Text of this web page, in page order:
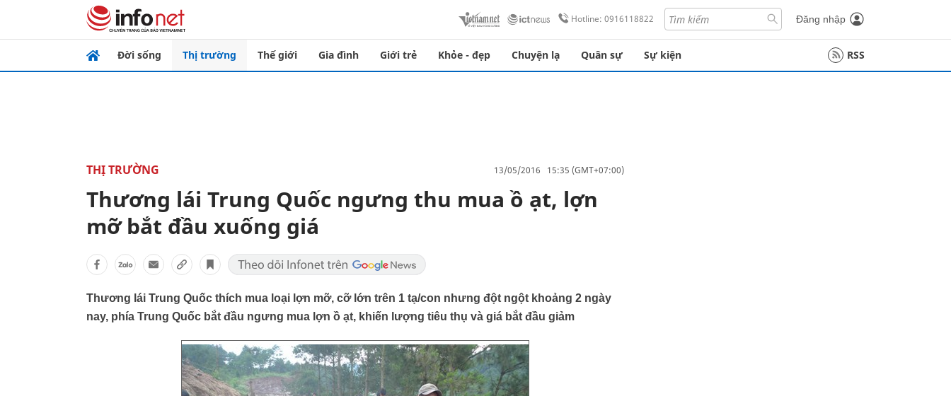
Hotline: 0916118822 Đăng nhập
Đời sống Thị trường Thế giới Gia đình Giới trẻ Khỏe - đẹp Chuyện lạ Quân sự Sự kiện RSS
THỊ TRƯỜNG 13/05/2016 15:35 (GMT+07:00)
Thương lái Trung Quốc ngưng thu mua ồ ạt, lợn
mỡ bắt đầu xuống giá
Thương lái Trung Quốc thích mua loại lợn mỡ, cỡ lớn trên 1 tạ/con nhưng đột ngột khoảng 2 ngày
nay, phía Trung Quốc bắt đầu ngưng mua lợn ồ ạt, khiến lượng tiêu thụ và giá bắt đầu giảm